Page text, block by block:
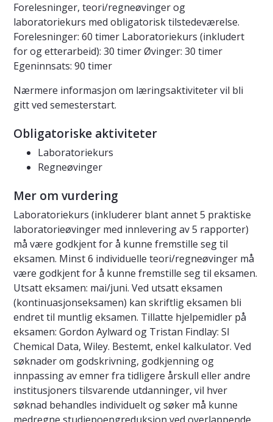
Forelesninger, teori/regneøvinger og
laboratoriekurs med obligatorisk tilstedeværelse.
Forelesninger: 60 timer Laboratoriekurs (inkludert
for og etterarbeid): 30 timer Øvinger: 30 timer
Egeninnsats: 90 timer
Nærmere informasjon om læringsaktiviteter vil bli
gitt ved semesterstart.
Obligatoriske aktiviteter
Laboratoriekurs
Regneøvinger
Mer om vurdering
Laboratoriekurs (inkluderer blant annet 5 praktiske
laboratorieøvinger med innlevering av 5 rapporter)
må være godkjent for å kunne fremstille seg til
eksamen. Minst 6 individuelle teori/regneøvinger må
være godkjent for å kunne fremstille seg til eksamen.
Utsatt eksamen: mai/juni. Ved utsatt eksamen
(kontinuasjonseksamen) kan skriftlig eksamen bli
endret til muntlig eksamen. Tillatte hjelpemidler på
eksamen: Gordon Aylward og Tristan Findlay: SI
Chemical Data, Wiley. Bestemt, enkel kalkulator. Ved
søknader om godskrivning, godkjenning og
innpassing av emner fra tidligere årskull eller andre
institusjoners tilsvarende utdanninger, vil hver
søknad behandles individuelt og søker må kunne